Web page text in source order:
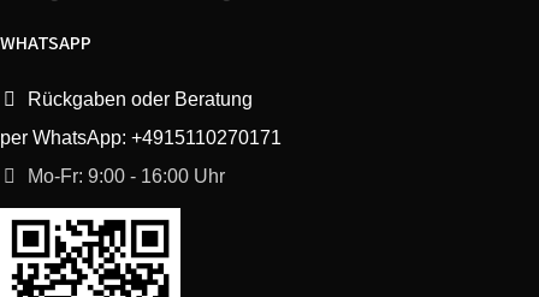
WHATSAPP
Rückgaben oder Beratung
per WhatsApp: +4915110270171
Mo-Fr: 9:00 - 16:00 Uhr